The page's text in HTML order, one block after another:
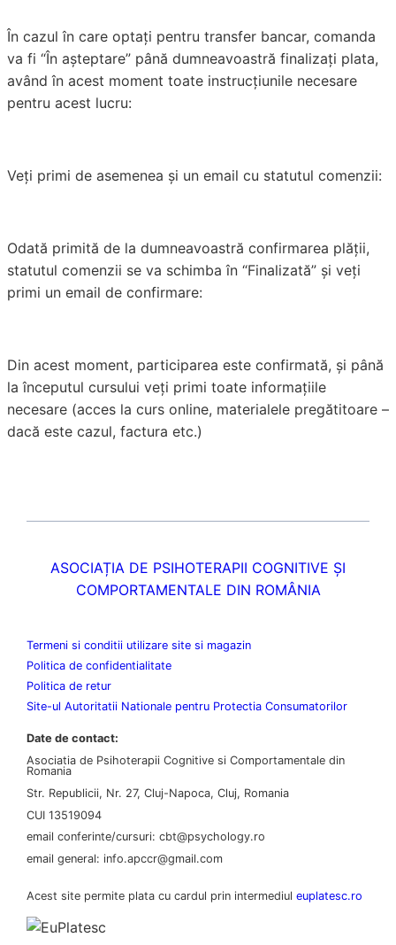
În cazul în care optați pentru transfer bancar, comanda
va fi “În așteptare” până dumneavoastră finalizați plata,
având în acest moment toate instrucțiunile necesare
pentru acest lucru:
Veți primi de asemenea și un email cu statutul comenzii:
Odată primită de la dumneavoastră confirmarea plății,
statutul comenzii se va schimba în “Finalizată” și veți
primi un email de confirmare:
Din acest moment, participarea este confirmată, și până
la începutul cursului veți primi toate informațiile
necesare (acces la curs online, materialele pregătitoare –
dacă este cazul, factura etc.)
ASOCIAȚIA DE PSIHOTERAPII COGNITIVE ȘI
COMPORTAMENTALE DIN ROMÂNIA
Termeni si conditii utilizare site si magazin
Politica de confidentialitate
Politica de retur
Site-ul Autoritatii Nationale pentru Protectia Consumatorilor
Date de contact:
Asociatia de Psihoterapii Cognitive si Comportamentale din
Romania
Str. Republicii, Nr. 27, Cluj-Napoca, Cluj, Romania
CUI 13519094
email conferinte/cursuri: cbt@psychology.ro
email general: info.apccr@gmail.com
Acest site permite plata cu cardul prin intermediuleuplatesc.ro